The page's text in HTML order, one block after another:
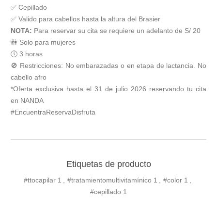
✅ Cepillado
✅ Valido para cabellos hasta la altura del Brasier
NOTA: Para reservar su cita se requiere un adelanto de S/ 20
🚻 Solo para mujeres
🕔 3 horas
🚫 Restricciones: No embarazadas o en etapa de lactancia. No
cabello afro
*Oferta exclusiva hasta el 31 de julio 2026 reservando tu cita
en NANDA
#EncuentraReservaDisfruta
Etiquetas de producto
#ttocapilar 1 #tratamientomultivitamínico 1 #color 1
#cepillado 1